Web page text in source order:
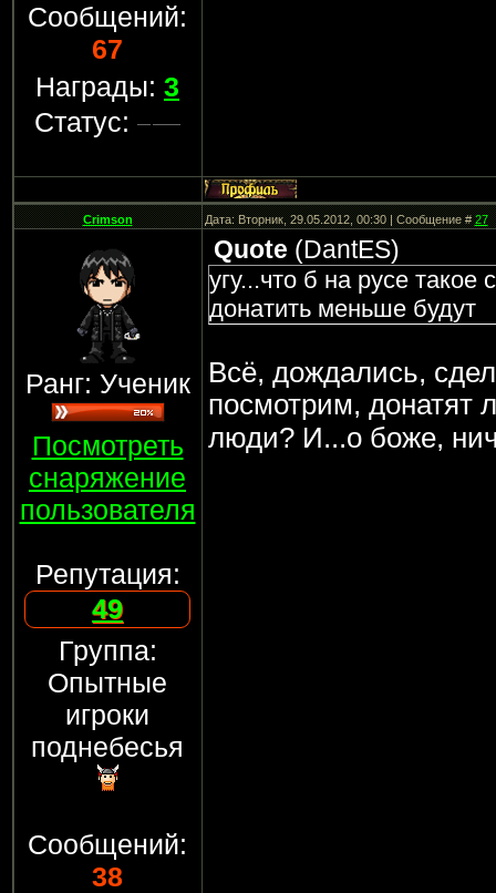
Сообщений:
67
Награды: 3
Статус:
Crimson Дата: Вторник, 29.05.2012, 00:30 | Сообщение #27
Ранг: Ученик
Посмотреть
снаряжение
пользователя
Репутация:
49
Группа:
Опытные
игроки
поднебесья
Сообщений:
38
Quote (DantES)
угу...что б на русе
донатить меньше будут
Всё, дождались,
посмотрим, донатят
люди? И...о боже,